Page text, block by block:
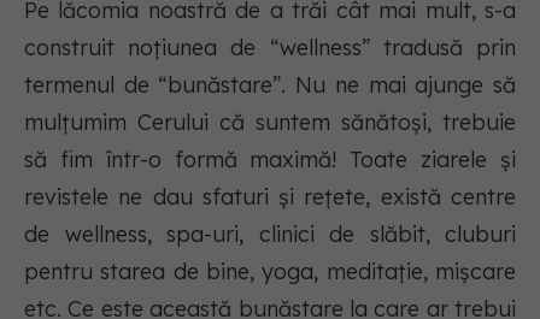
Pe lăcomia noastră de a trăi cât mai mult, s-a
construit noțiunea de “wellness” tradusă prin
termenul de “bunăstare”. Nu ne mai ajunge să
mulțumim Cerului că suntem sănătoși, trebuie
să fim într-o formă maximă! Toate ziarele și
revistele ne dau sfaturi și rețete, există centre
de wellness, spa-uri, clinici de slăbit, cluburi
pentru starea de bine, yoga, meditație, mișcare
etc. Ce este această bunăstare la care ar trebui